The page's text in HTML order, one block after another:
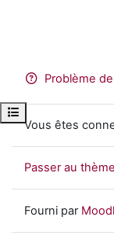
Ouvrir l’index du
Problème
Vous êtes
Passer au
Fourni par